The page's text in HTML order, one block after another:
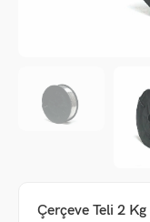
Çerçeve Teli 2 Kg